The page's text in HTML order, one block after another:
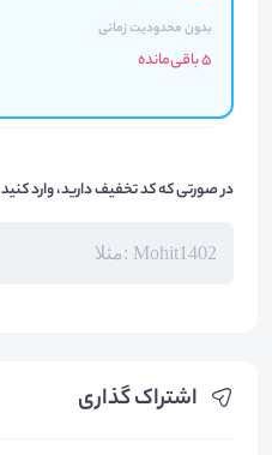
اشتراک گذاری
بدون محدودیت زمانی
5 باقی‌مانده
در صورتی که کد تخفیف دارید، وارد کنید